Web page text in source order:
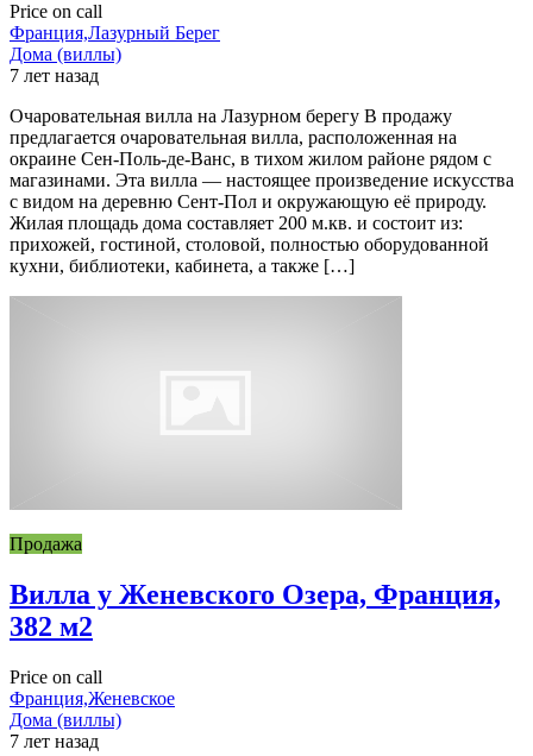
Price on call
Франция,Лазурный Берег
Дома (виллы)
7 лет назад
Очаровательная вилла на Лазурном берегу В продажу
предлагается очаровательная вилла, расположенная на
окраине Сен-Поль-де-Ванс, в тихом жилом районе рядом с
магазинами. Эта вилла — настоящее произведение искусства
с видом на деревню Сент-Пол и окружающую её природу.
Жилая площадь дома составляет 200 м.кв. и состоит из:
прихожей, гостиной, столовой, полностью оборудованной
кухни, библиотеки, кабинета, а также […]
Продажа
Вилла у Женевского Озера, Франция,
382 м2
Price on call
Франция,Женевское
Дома (виллы)
7 лет назад